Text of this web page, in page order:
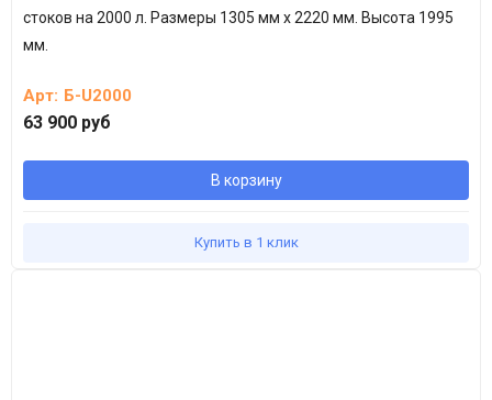
стоков на 2000 л. Размеры 1305 мм х 2220 мм. Высота 1995
мм.
Арт: Б-U2000
63 900 руб
В корзину
Купить в 1 клик